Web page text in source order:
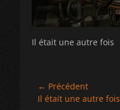
Il était une autre fois
Navigation
de
← Précédent
Article
Il était une autre fois